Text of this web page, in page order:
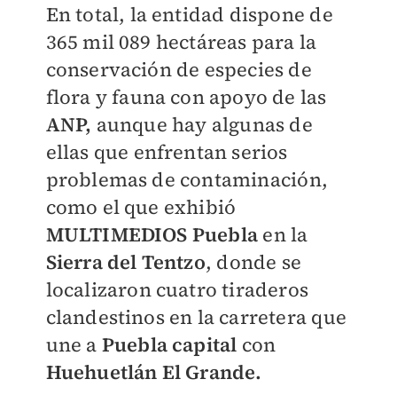
En total, la entidad dispone de
365 mil 089 hectáreas para la
conservación de especies de
flora y fauna con apoyo de las
ANP, aunque hay algunas de
ellas que enfrentan serios
problemas de contaminación,
como el que exhibió
MULTIMEDIOS Puebla en la
Sierra del Tentzo, donde se
localizaron cuatro tiraderos
clandestinos en la carretera que
une a Puebla capital con
Huehuetlán El Grande.